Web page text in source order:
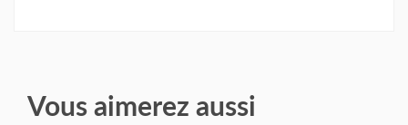
Vous aimerez aussi